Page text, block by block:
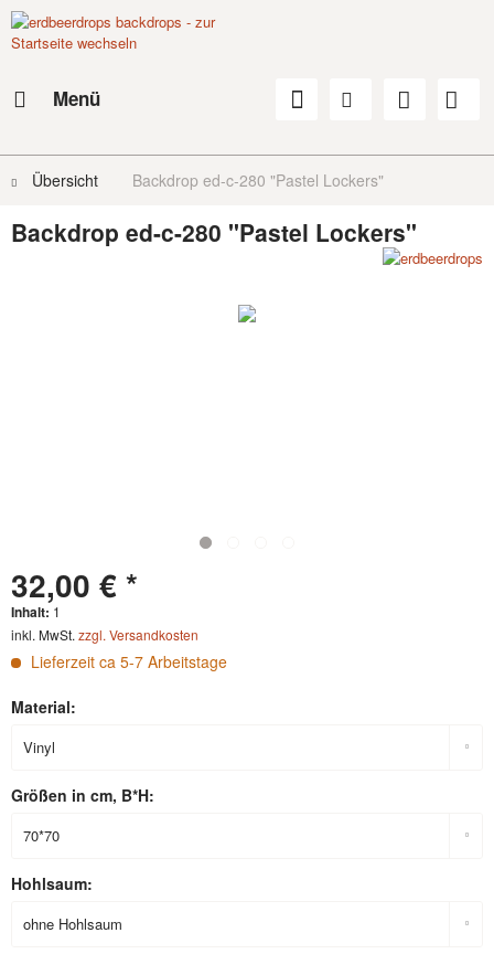
Menü
Übersicht Backdrop ed-c-280 "Pastel Lockers"
Backdrop ed-c-280 "Pastel Lockers"
32,00 € *
Inhalt: 1
inkl. MwSt. zzgl. Versandkosten
Lieferzeit ca 5-7 Arbeitstage
Material:
Größen in cm, B*H:
Hohlsaum: